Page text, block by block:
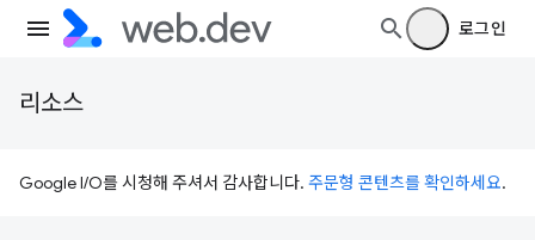
로그인
리소스
Google I/O를 시청해 주셔서 감사합니다. 주문형 콘텐츠를 확인하세요.